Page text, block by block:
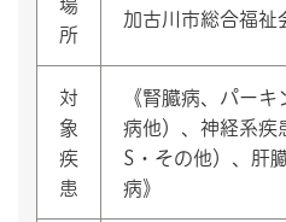
場
所
加古川市総合福祉
対
象
疾
患
《腎臓病、パー
病他）、神経系疾
S・その他）、肝
病》